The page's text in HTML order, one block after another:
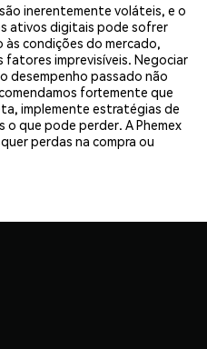
inerentemente voláteis, e o
ativos digitais pode sofrer
condições do mercado,
imprevisíveis. Negociar
desempenho passado não
fortemente que
implemente estratégias de
que pode perder. A Phemex
perdas na compra ou